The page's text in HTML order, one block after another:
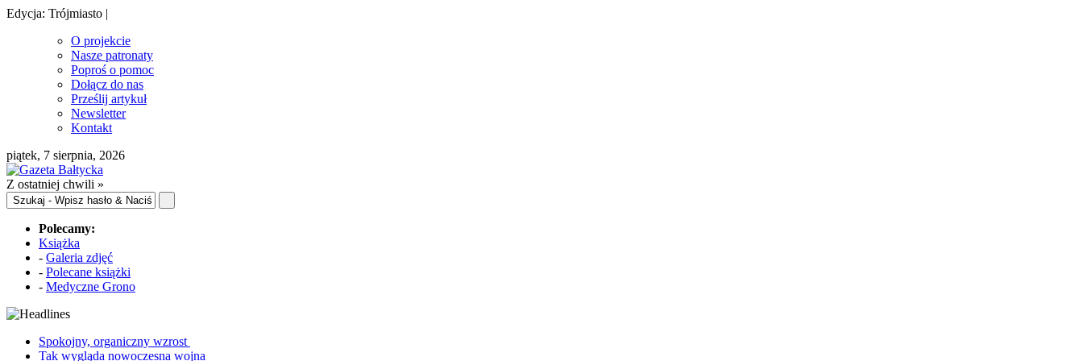
Edycja: Trójmiasto |
O projekcie
Nasze patronaty
Poproś o pomoc
Dołącz do nas
Prześlij artykuł
Newsletter
Kontakt
piątek, 7 sierpnia, 2026
Z ostatniej chwili »
Polecamy:
Książka
- Galeria zdjęć
- Polecane książki
- Medyczne Grono
Spokojny, organiczny wzrost
Tak wygląda nowoczesna wojna